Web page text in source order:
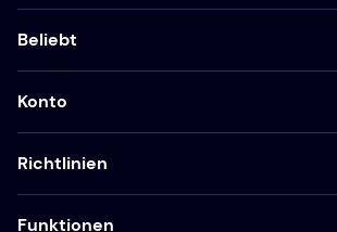
Beliebt
Konto
Richtlinien
Funktionen